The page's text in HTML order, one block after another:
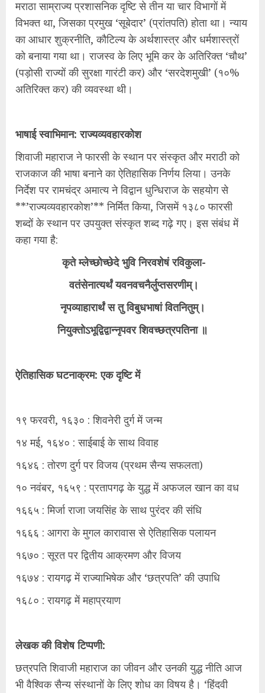
मराठा साम्राज्य प्रशासनिक दृष्टि से तीन या चार विभागों में
विभक्त था, जिसका प्रमुख ‘सूबेदार’ (प्रांतपति) होता था। न्याय
का आधार शुक्रनीति, कौटिल्य के अर्थशास्त्र और धर्मशास्त्रों
को बनाया गया था। राजस्व के लिए भूमि कर के अतिरिक्त ‘चौथ’
(पड़ोसी राज्यों की सुरक्षा गारंटी कर) और ‘सरदेशमुखी’ (१०%
अतिरिक्त कर) की व्यवस्था थी।
भाषाई स्वाभिमान: राज्यव्यवहारकोश
शिवाजी महाराज ने फारसी के स्थान पर संस्कृत और मराठी को
राजकाज की भाषा बनाने का ऐतिहासिक निर्णय लिया। उनके
निर्देश पर रामचंद्र अमात्य ने विद्वान धुन्धिराज के सहयोग से
**’राज्यव्यवहारकोश’** निर्मित किया, जिसमें १३८० फारसी
शब्दों के स्थान पर उपयुक्त संस्कृत शब्द गढ़े गए। इस संबंध में
कहा गया है:
कृते म्लेच्छोच्छेदे भुवि निरवशेषं रविकुला-
वतंसेनात्यर्थं यवनवचनैर्लुप्तसरणीम्।
नृपव्याहारार्थं स तु विबुधभाषां वितनितुम्।
नियुक्तोऽभूद्विद्वान्नृपवर शिवच्छत्रपतिना ॥
ऐतिहासिक घटनाक्रम: एक दृष्टि में
१९ फरवरी, १६३० : शिवनेरी दुर्ग में जन्म
१४ मई, १६४० : साईबाई के साथ विवाह
१६४६ : तोरण दुर्ग पर विजय (प्रथम सैन्य सफलता)
१० नवंबर, १६५९ : प्रतापगढ़ के युद्ध में अफजल खान का वध
१६६५ : मिर्जा राजा जयसिंह के साथ पुरंदर की संधि
१६६६ : आगरा के मुगल कारावास से ऐतिहासिक पलायन
१६७० : सूरत पर द्वितीय आक्रमण और विजय
१६७४ : रायगढ़ में राज्याभिषेक और ‘छत्रपति’ की उपाधि
१६८० : रायगढ़ में महाप्रयाण
लेखक की विशेष टिप्पणी:
छत्रपति शिवाजी महाराज का जीवन और उनकी युद्ध नीति आज
भी वैश्विक सैन्य संस्थानों के लिए शोध का विषय है। ‘हिंदवी